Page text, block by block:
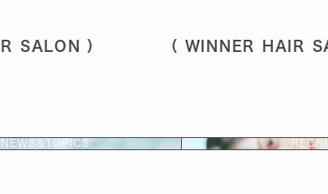
） （ WINNER HAIR
NEWS&TOPICS